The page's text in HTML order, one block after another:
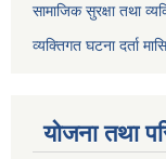
सामाजिक सुरक्षा तथा
व्यक्तिगत घटना दर्ता
योजना तथा